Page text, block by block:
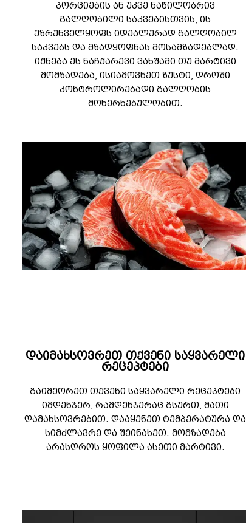
პორციების ან უკვე ნაწილობრივ
გალღობილი საკვებისთვის, ის
უზრუნველყოფს იდეალურად გალღობილ
საკვებს და მზადყოფნას მოსამზადებლად.
იქნება ეს ნაჩქარევი ვახშამი თუ მარტივი
მომზადება, ისიამოვნეთ ზუსტი, დროში
კონტროლირებადი გალღობის
მოხერხებულობით.
დაიმახსოვრეთ თქვენი საყვარელი
რეცეპტები
გაიმეორეთ თქვენი საყვარელი რეცეპტები
იმდენჯერ, რამდენჯერაც გსურთ, მათი
დამახსოვრებით. დააყენეთ ტემპერატურა და
სიმძლავრე და შეინახეთ. მომზადება
არასდროს ყოფილა ასეთი მარტივი.